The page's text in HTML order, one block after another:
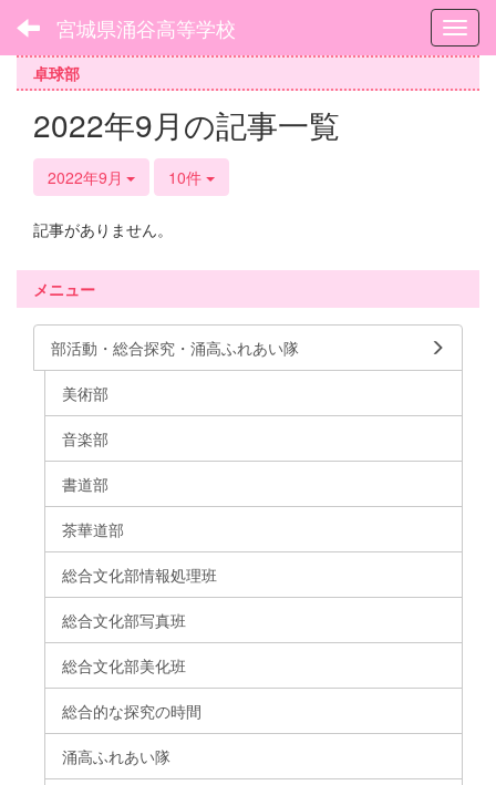
宮城県涌谷高等学校
卓球部
2022年9月の記事一覧
2022年9月 10件
記事がありません。
メニュー
部活動・総合探究・涌高ふれあい隊
美術部
音楽部
書道部
茶華道部
総合文化部情報処理班
総合文化部写真班
総合文化部美化班
総合的な探究の時間
涌高ふれあい隊